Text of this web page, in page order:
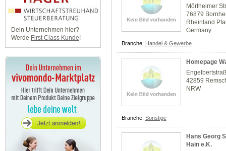
Dein Unternehmen hier?
Werde First Class Kunde!
Mörlheimer
76879
Rheinland
Germany
Branche: Handel & Gewerbe
Homepage
42859
NRW
Branche: Sonstige
Hans Georg
Hain e.K.